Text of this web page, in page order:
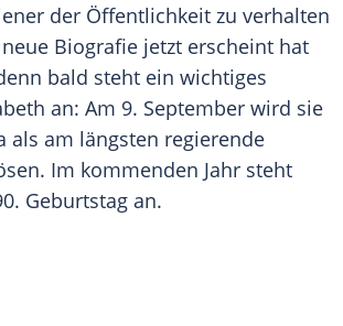
der Öffentlichkeit zu verhalten
Biografie jetzt erscheint hat
bald steht ein wichtiges
an: Am 9. September wird sie
als am längsten regierende
Im kommenden Jahr steht
Geburtstag an.